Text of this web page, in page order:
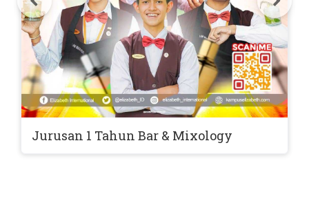
Jurusan 1 Tahun Bar & Mixology